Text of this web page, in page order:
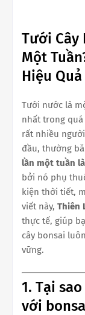
Tưới Cây
Một
Hiệu
Tưới nước là
nhất trong quá
rất nhiều
đầu, thường
lần một tuần
bởi nó phụ
kiện thời tiết,
viết này, Thiên
thực tế, giúp
cây bonsai
vững.
1. Tại
với